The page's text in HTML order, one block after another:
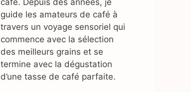
café. Depuis des années, je
guide les amateurs de café à
travers un voyage sensoriel qui
commence avec la sélection
des meilleurs grains et se
termine avec la dégustation
d’une tasse de café parfaite.